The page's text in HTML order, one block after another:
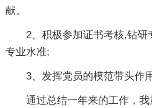
献。
2、积极参加证书考核,钻
专业水准;
3、发挥党员的模范带头作
通过总结一年来的工作，